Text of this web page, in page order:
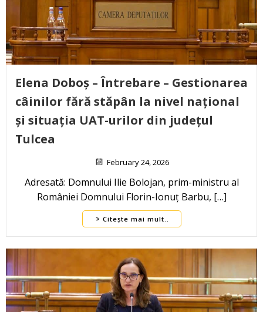
Elena Doboș – Întrebare – Gestionarea
câinilor fără stăpân la nivel național
și situația UAT-urilor din județul
Tulcea
February 24, 2026
Adresată: Domnului Ilie Bolojan, prim-ministru al
României Domnului Florin-Ionuț Barbu, […]
Citește mai mult..